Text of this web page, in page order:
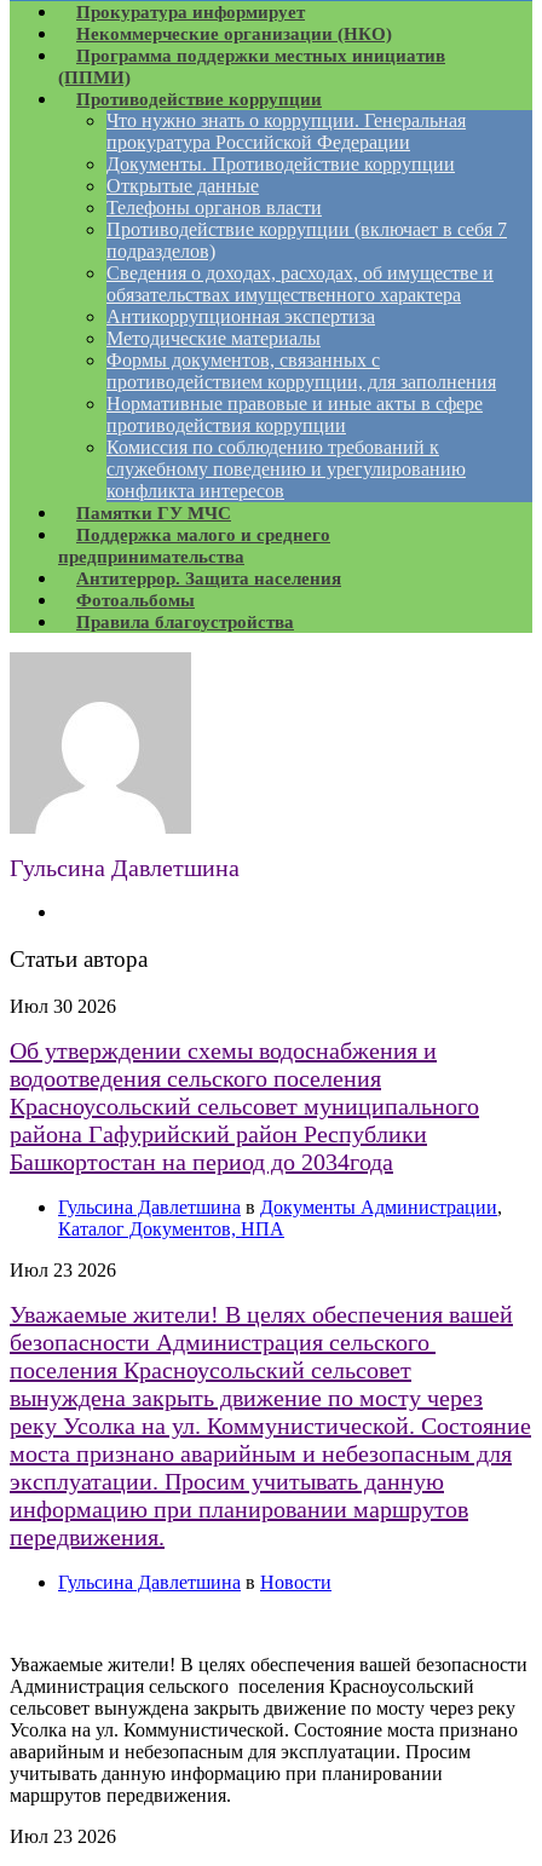
Прокуратура информирует
Некоммерческие организации (НКО)
Программа поддержки местных инициатив
(ППМИ)
Противодействие коррупции
Что нужно знать о коррупции. Генеральная
прокуратура Российской Федерации
Документы. Противодействие коррупции
Открытые данные
Телефоны органов власти
Противодействие коррупции (включает в себя 7
подразделов)
Сведения о доходах, расходах, об имуществе и
обязательствах имущественного характера
Антикоррупционная экспертиза
Методические материалы
Формы документов, связанных с
противодействием коррупции, для заполнения
Нормативные правовые и иные акты в сфере
противодействия коррупции
Комиссия по соблюдению требований к
служебному поведению и урегулированию
конфликта интересов
Памятки ГУ МЧС
Поддержка малого и среднего
предпринимательства
Антитеррор. Защита населения
Фотоальбомы
Правила благоустройства
Гульсина Давлетшина
Статьи автора
Июл 30 2026
Об утверждении схемы водоснабжения и
водоотведения сельского поселения
Красноусольский сельсовет муниципального
района Гафурийский район Республики
Башкортостан на период до 2034года
Гульсина Давлетшина в Документы Администрации,
Каталог Документов, НПА
Июл 23 2026
Уважаемые жители! В целях обеспечения вашей
безопасности Администрация сельского
поселения Красноусольский сельсовет
вынуждена закрыть движение по мосту через
реку Усолка на ул. Коммунистической. Состояние
моста признано аварийным и небезопасным для
эксплуатации. Просим учитывать данную
информацию при планировании маршрутов
передвижения.
Гульсина Давлетшина в Новости
Уважаемые жители! В целях обеспечения вашей безопасности
Администрация сельского поселения Красноусольский
сельсовет вынуждена закрыть движение по мосту через реку
Усолка на ул. Коммунистической. Состояние моста признано
аварийным и небезопасным для эксплуатации. Просим
учитывать данную информацию при планировании
маршрутов передвижения.
Июл 23 2026